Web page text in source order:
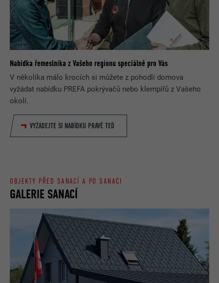
Nabídka řemeslníka z Vašeho regionu speciálně pro Vás
V několika málo krocích si můžete z pohodlí domova
vyžádat nabídku PREFA pokrývačů nebo klempířů z Vašeho
okolí.
VYŽÁDEJTE SI NABÍDKU PRÁVĚ TEĎ
GALERIE SANACÍ
OBJEKTY PŘED SANACÍ A PO SANACI